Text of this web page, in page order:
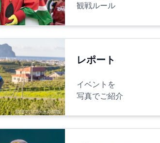
観戦ルール
レポート
イベントを
写真でご紹介